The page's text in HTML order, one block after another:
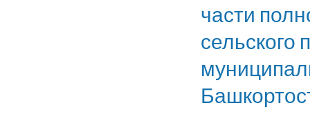
части
сельского